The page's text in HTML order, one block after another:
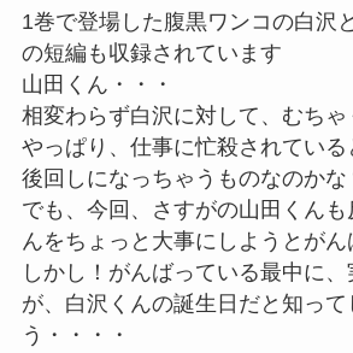
1巻で登場した腹黒ワンコの白沢
の短編も収録されています
山田くん・・・
相変わらず白沢に対して、むちゃ
やっぱり、仕事に忙殺されてい
後回しになっちゃうものなのかな
でも、今回、さすがの山田くんも
んをちょっと大事にしようとがん
しかし！がんばっている最中に、
が、白沢くんの誕生日だと知って
う・・・・